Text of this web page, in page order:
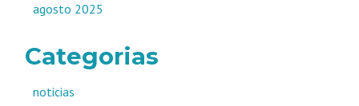
agosto 2025
Categorias
noticias